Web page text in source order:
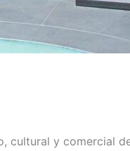
cultural y comercial